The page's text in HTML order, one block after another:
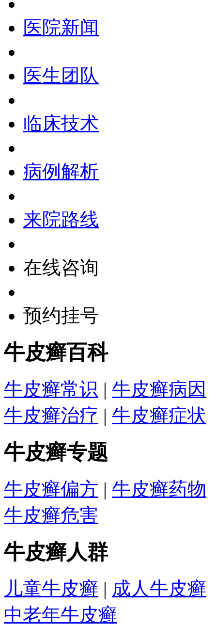
医院新闻
医生团队
临床技术
病例解析
来院路线
在线咨询
预约挂号
牛皮癣百科
牛皮癣常识 | 牛皮癣病因
牛皮癣治疗 | 牛皮癣症状
牛皮癣专题
牛皮癣偏方 | 牛皮癣药物
牛皮癣危害
牛皮癣人群
儿童牛皮癣 | 成人牛皮癣
中老年牛皮癣